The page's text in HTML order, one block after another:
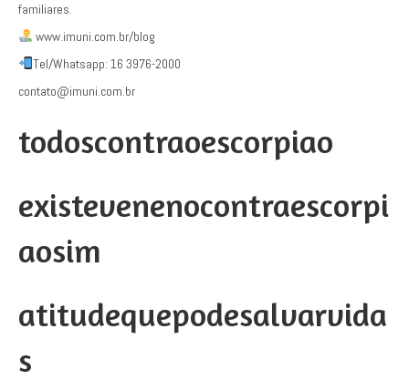
familiares.
www.imuni.com.br/blog
Tel/Whatsapp: 16 3976-2000
contato@imuni.com.br
todoscontraoescorpiao
existevenenocontraescorpi
aosim
atitudequepodesalvarvida
s